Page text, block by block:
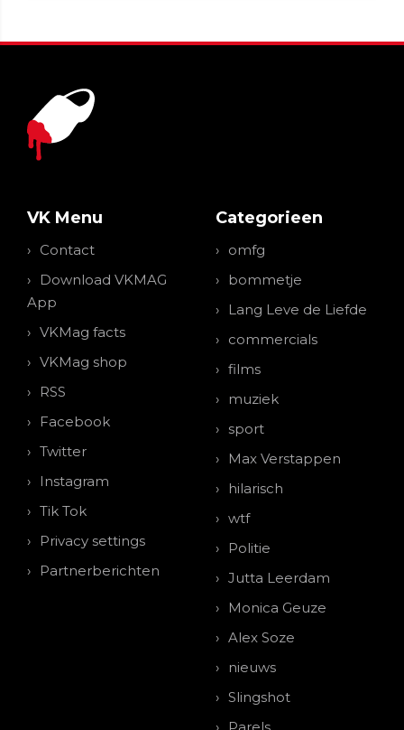
VK Menu
Contact
Download VKMAG
App
VKMag facts
VKMag shop
RSS
Facebook
Twitter
Instagram
Tik Tok
Privacy settings
Partnerberichten
Categorieen
omfg
bommetje
Lang Leve de Liefde
commercials
films
muziek
sport
Max Verstappen
hilarisch
wtf
Politie
Jutta Leerdam
Monica Geuze
Alex Soze
nieuws
Slingshot